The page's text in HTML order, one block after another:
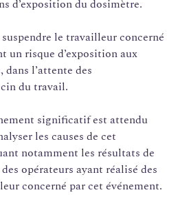
d’exposition du dosimètre.
le travailleur concerné
un risque d’exposition aux
l’attente des
du travail.
significatif est attendu
les causes de cet
notamment les résultats de
opérateurs ayant réalisé des
concerné par cet événement.